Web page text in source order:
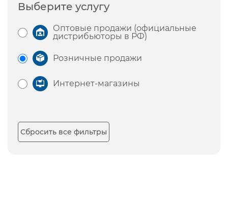
Выберите услугу
Оптовые продажи (официальные
дистрибьюторы в РФ)
Розничные продажи
Интернет-магазины
Сбросить все фильтры